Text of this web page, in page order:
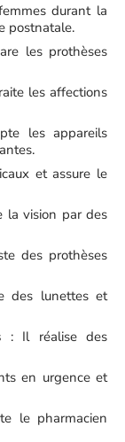
durant la
postnatale.
les prothèses
les affections
les appareils
et assure le
la vision par des
des prothèses
des lunettes et
: Il réalise des
en urgence et
le pharmacien